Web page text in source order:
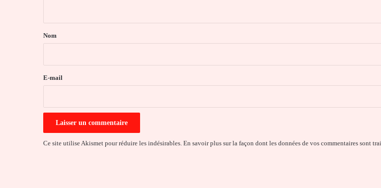
a
e
Nom
E-mail
Ce site utilise Akismet pour réduire les indésirables. En savoir plus sur la façon dont les données de vos commentaires sont